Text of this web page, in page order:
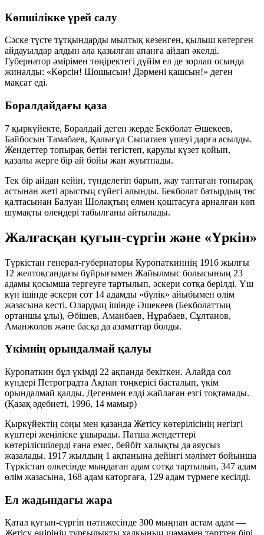
Көпшілікке үрей салу
Сәске түсте тұтқындарды мылтық кезенген, қылыш көтерген
айдауылдар алдын ала қазылған апанға айдап әкелді.
Губернатор әмірімен төңіректегі дүйім ел де зорлап осында
жиналды: «Көрсін! Шошысын! Дәрмені қашсын!» деген
мақсат еді.
Боралдайдағы қаза
7 қыркүйекте, Боралдай деген жерде Бекболат Әшекеев,
Байбосын Тамабаев, Қалығұл Сыпатаев үшеуі дарға асылды.
Жендеттер топырақ бетін тегістеп, қарулы күзет қойып,
қазалы жерге бір ай бойы жан жуытпады.
Тек бір айдан кейін, түнделетіп барып, жау таптаған топырақ
астынан жеті арыстың сүйегі алынды. Бекболат батырдың төс
қалтасынан Балуан Шолақтың елмен қоштасуға арналған көп
шумақты өлеңдері табылғаны айтылады.
Жалғасқан қуғын-сүргін және «Үркін»
Түркістан генерал-губернаторы Куропаткиннің 1916 жылғы
12 желтоқсандағы бұйрығымен Жайылмыс болысының 23
адамы қосымша тергеуге тартылып, әскери сотқа берілді. Үш
күн ішінде әскери сот 14 адамды «бүлік» айыбымен өлім
жазасына кесті. Олардың ішінде Әшекеев (Бекболаттың
ортаншы ұлы), Әбішев, Аманбаев, Нұрабаев, Сұлтанов,
Аманжолов және басқа да азаматтар болды.
Үкімнің орындалмай қалуы
Куропаткин бұл үкімді 22 ақпанда бекіткен. Алайда сол
күндері Петроградта Ақпан төңкерісі басталып, үкім
орындалмай қалды. Дегенмен елді жайлаған езгі тоқтамады.
(Қазақ әдебиеті, 1996, 14 мамыр)
Қыркүйектің соңы мен қазанда Жетісу көтерілісінің негізгі
күштері жеңіліске ұшырады. Патша жендеттері
көтерілісшілерді ғана емес, бейбіт халықты да аяусыз
жазалады. 1917 жылдың 1 ақпанына дейінгі мәлімет бойынша
Түркістан өлкесінде мыңдаған адам сотқа тартылып, 347 адам
өлім жазасына, 168 адам каторгаға, 129 адам түрмеге кесілді.
Ел жадындағы жара
Қатал қуғын-сүргін нәтижесінде 300 мыңнан астам адам —